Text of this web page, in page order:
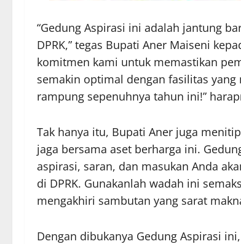
“Gedung Aspirasi ini adalah jantung
DPRK,” tegas Bupati Aner Maiseni
komitmen kami untuk memastikan
semakin optimal dengan fasilitas
rampung sepenuhnya tahun ini!”
Tak hanya itu, Bupati Aner juga
jaga bersama aset berharga ini.
aspirasi, saran, dan masukan Anda
di DPRK. Gunakanlah wadah ini
mengakhiri sambutan yang sarat
Dengan dibukanya Gedung Aspirasi